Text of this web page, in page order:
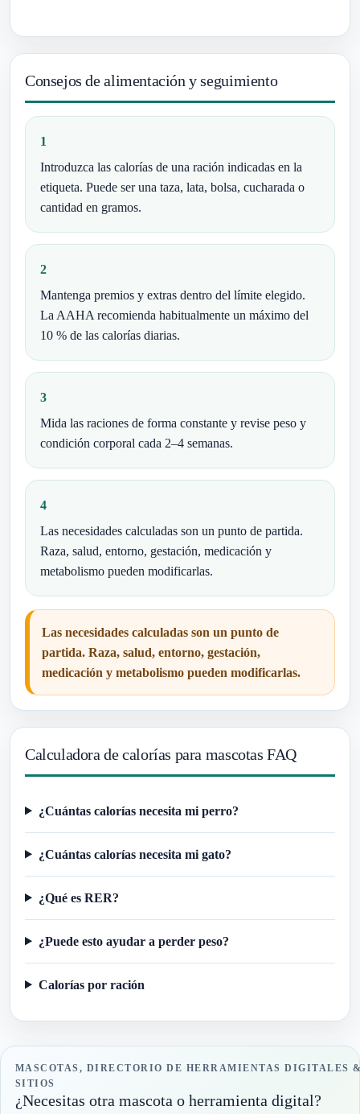
Consejos de alimentación y seguimiento
1
Introduzca las calorías de una ración indicadas en la
etiqueta. Puede ser una taza, lata, bolsa, cucharada o
cantidad en gramos.
2
Mantenga premios y extras dentro del límite elegido.
La AAHA recomienda habitualmente un máximo del
10 % de las calorías diarias.
3
Mida las raciones de forma constante y revise peso y
condición corporal cada 2–4 semanas.
4
Las necesidades calculadas son un punto de partida.
Raza, salud, entorno, gestación, medicación y
metabolismo pueden modificarlas.
Las necesidades calculadas son un punto de
partida. Raza, salud, entorno, gestación,
medicación y metabolismo pueden modificarlas.
Calculadora de calorías para mascotas FAQ
¿Cuántas calorías necesita mi perro?
¿Cuántas calorías necesita mi gato?
¿Qué es RER?
¿Puede esto ayudar a perder peso?
Calorías por ración
MASCOTAS, DIRECTORIO DE HERRAMIENTAS DIGITALES
SITIOS
¿Necesitas otra mascota o herramienta digital?